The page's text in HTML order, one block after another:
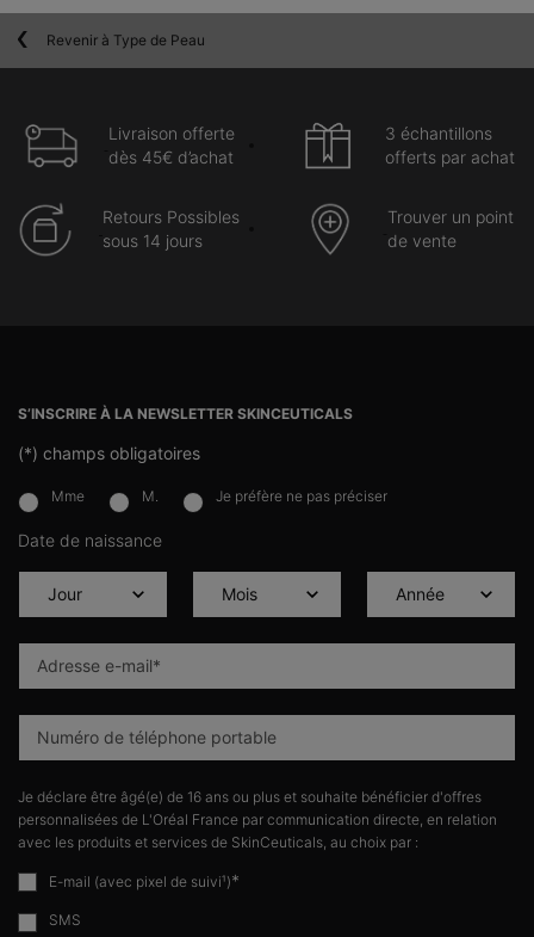
Revenir à Type de Peau
Livraison offerte
dès 45€ d’achat
3 échantillons
offerts par achat
Retours Possibles
sous 14 jours
Trouver un point
de vente
S’INSCRIRE À LA NEWSLETTER SKINCEUTICALS
(*) champs obligatoires
newslettersignup.title.legend
Mme M. Je préfère ne pas préciser
Date de naissance
Adresse e-mail*
Numéro de téléphone portable
Je déclare être âgé(e) de 16 ans ou plus et souhaite bénéficier d'offres
personnalisées de L'Oréal France par communication directe, en relation
avec les produits et services de SkinCeuticals, au choix par :
E-mail (avec pixel de suivi¹)*
SMS